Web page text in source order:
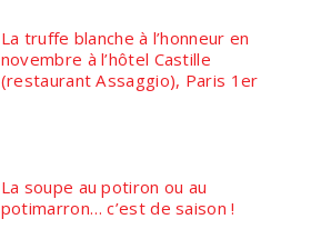
La truffe blanche à l’honneur en
novembre à l’hôtel Castille
(restaurant Assaggio), Paris 1er
La soupe au potiron ou au
potimarron… c’est de saison !